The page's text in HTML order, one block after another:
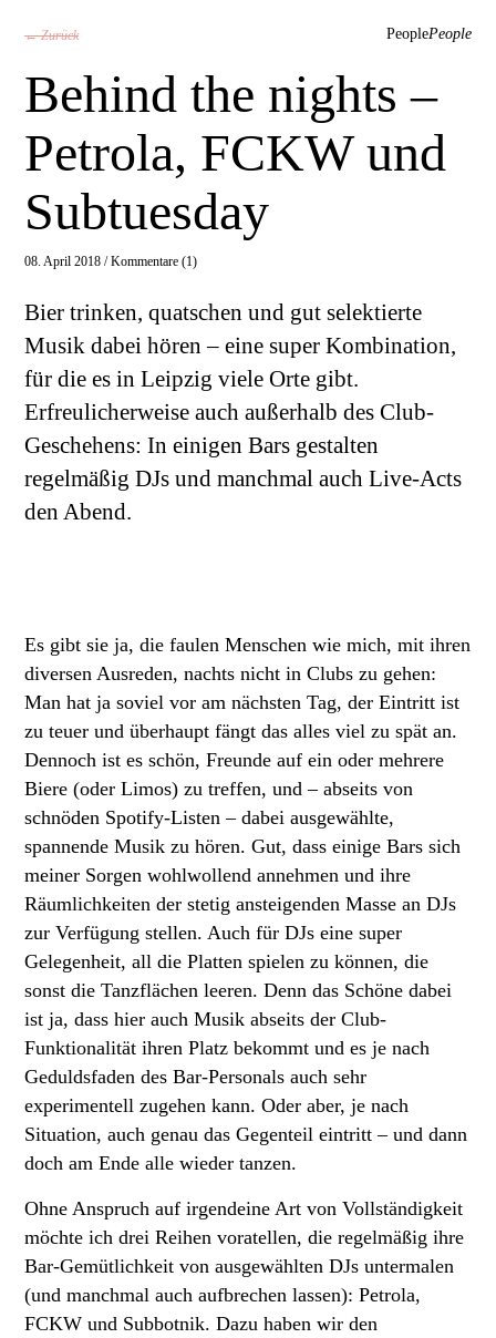
← Zurück PeoplePeople
Behind the nights –
Petrola, FCKW und
Subtuesday
08. April 2018 /Kommentare (1)
Bier trinken, quatschen und gut selektierte
Musik dabei hören – eine super Kombination,
für die es in Leipzig viele Orte gibt.
Erfreulicherweise auch außerhalb des Club-
Geschehens: In einigen Bars gestalten
regelmäßig DJs und manchmal auch Live-Acts
den Abend.
Es gibt sie ja, die faulen Menschen wie mich, mit ihren
diversen Ausreden, nachts nicht in Clubs zu gehen:
Man hat ja soviel vor am nächsten Tag, der Eintritt ist
zu teuer und überhaupt fängt das alles viel zu spät an.
Dennoch ist es schön, Freunde auf ein oder mehrere
Biere (oder Limos) zu treffen, und – abseits von
schnöden Spotify-Listen – dabei ausgewählte,
spannende Musik zu hören. Gut, dass einige Bars sich
meiner Sorgen wohlwollend annehmen und ihre
Räumlichkeiten der stetig ansteigenden Masse an DJs
zur Verfügung stellen. Auch für DJs eine super
Gelegenheit, all die Platten spielen zu können, die
sonst die Tanzflächen leeren. Denn das Schöne dabei
ist ja, dass hier auch Musik abseits der Club-
Funktionalität ihren Platz bekommt und es je nach
Geduldsfaden des Bar-Personals auch sehr
experimentell zugehen kann. Oder aber, je nach
Situation, auch genau das Gegenteil eintritt – und dann
doch am Ende alle wieder tanzen.
Ohne Anspruch auf irgendeine Art von Vollständigkeit
möchte ich drei Reihen voratellen, die regelmäßig ihre
Bar-Gemütlichkeit von ausgewählten DJs untermalen
(und manchmal auch aufbrechen lassen): Petrola,
FCKW und Subbotnik. Dazu haben wir den